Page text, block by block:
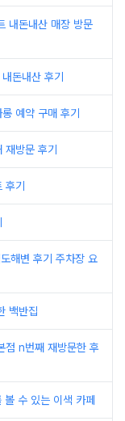
내돈내산 매장 방문
돈내산 후기
예약 구매 후기
방문 후기
후기
해변 후기 주차장 요
백반집
점 n번째 재방문한 후
수 있는 이색 카페